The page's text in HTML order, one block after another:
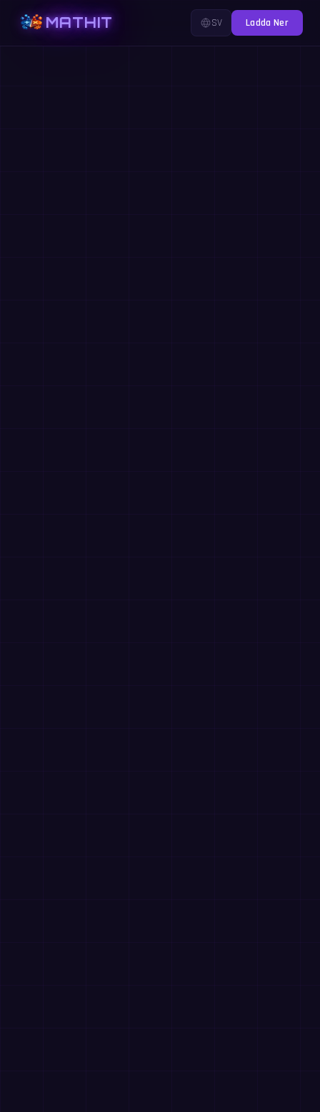
MATHIT SV Ladda Ner